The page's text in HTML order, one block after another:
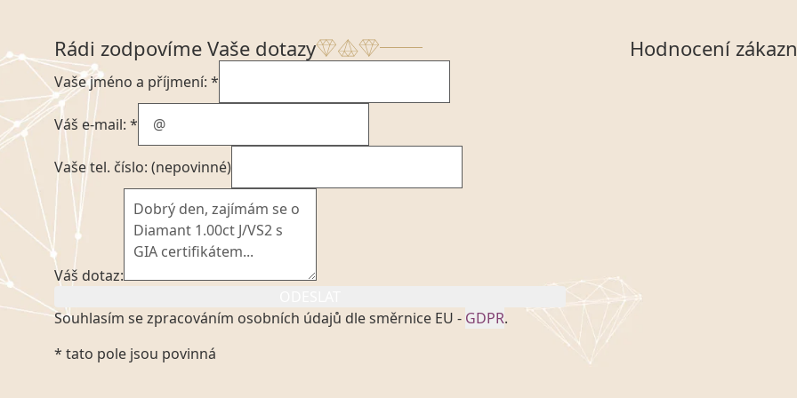
Rádi zodpovíme Vaše dotazy
Vaše jméno a příjmení: *
Váš e-mail: *
Vaše tel. číslo: (nepovinné)
Váš dotaz:
Souhlasím se zpracováním osobních údajů dle směrnice EU - GDPR.
Kliknutím na výše uvedený odkaz, v souladu se zákonem č. 101/2000 Sb. v
platném znění výslovně souhlasím se zpracováním a uchováním veškerých
* tato pole jsou povinná
Hodnocení